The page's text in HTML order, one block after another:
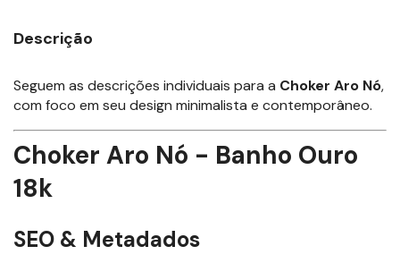
Descrição
Seguem as descrições individuais para a Choker Aro Nó,
com foco em seu design minimalista e contemporâneo.
Choker Aro Nó - Banho Ouro
18k
SEO & Metadados